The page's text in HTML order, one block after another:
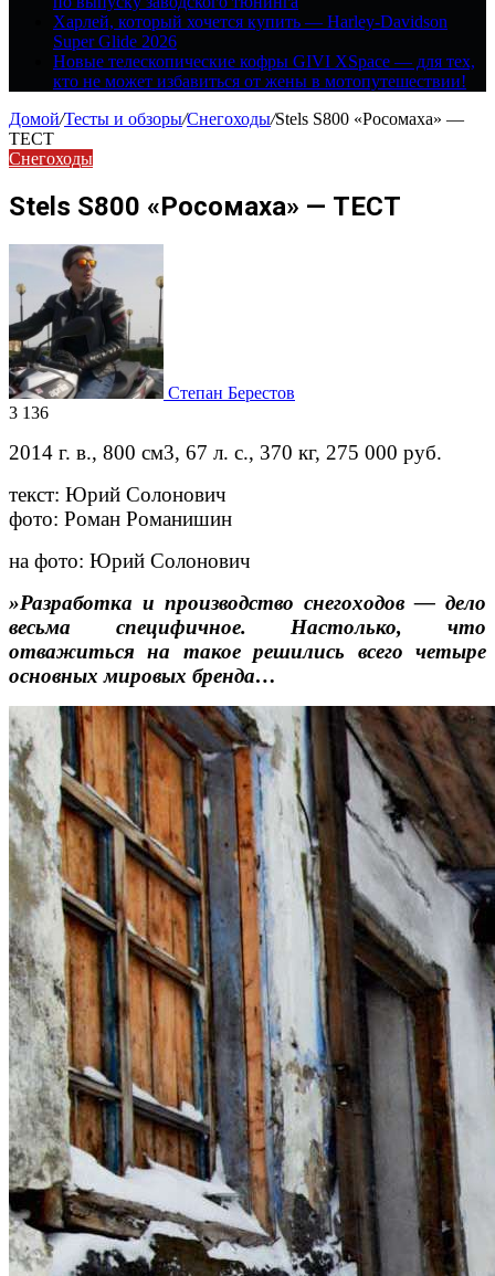
Харлей, который хочется купить — Harley-Davidson
Super Glide 2026
Новые телескопические кофры GIVI XSpace — для тех,
кто не может избавиться от жены в мотопутешествии!
Домой/Тесты и обзоры/Снегоходы/Stels S800 «Росомаха» —
ТЕСТ
Снегоходы
Stels S800 «Росомаха» — ТЕСТ
Степан Берестов
3 136
2014 г. в., 800 см3, 67 л. с., 370 кг, 275 000 руб.
текст: Юрий Солонович
фото: Роман Романишин
на фото: Юрий Солонович
»Разработка и производство снегоходов — дело
весьма специфичное. Настолько, что
отважиться на такое решились всего четыре
основных мировых бренда…